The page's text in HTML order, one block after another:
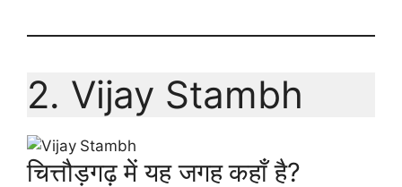
2. Vijay Stambh
चित्तौड़गढ़ में यह जगह कहाँ है?